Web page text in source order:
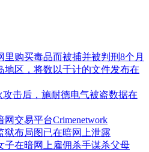
购买毒品而被捕并被判刑8个月
地区，将数以千计的文件发布在
攻击后，施耐德电气被盗数据在
交易平台Crimenetwork
狱布局图已在暗网上泄露
子在暗网上雇佣杀手谋杀父母